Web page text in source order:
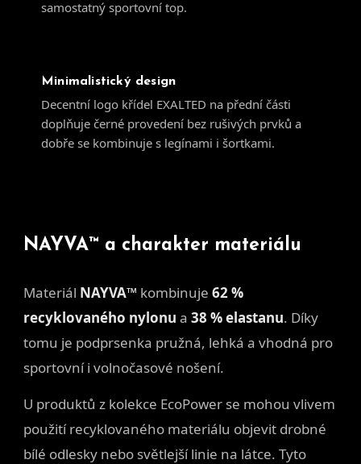
samostatný sportovní top.
Minimalistický design
Decentní logo křídel EXALTED na přední části
doplňuje černé provedení bez rušivých prvků a
dobře se kombinuje s legínami i šortkami.
NAYVA™ a charakter materiálu
Materiál NAYVA™ kombinuje 62 %
recyklovaného nylonu a 38 % elastanu. Díky
tomu je podprsenka pružná, lehká a vhodná pro
sportovní i volnočasové nošení.
U produktů z kolekce EcoPower se mohou vlivem
použití recyklovaného materiálu objevit drobné
bílé odlesky nebo světlejší linie na látce. Tyto